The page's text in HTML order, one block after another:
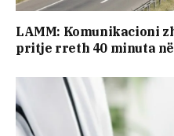
LAMM: Komunikacioni
pritje rreth 40 minuta në